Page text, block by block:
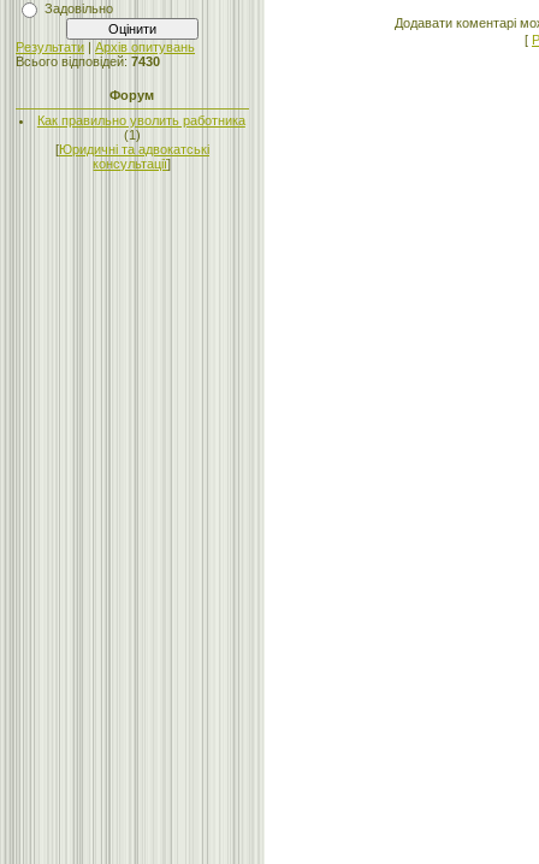
Задовільно
Результати | Архів опитувань
Всього відповідей: 7430
Форум
Как правильно уволить работника
(1)
[Юридичні та адвокатські
консультації]
Додавати коментарі
[